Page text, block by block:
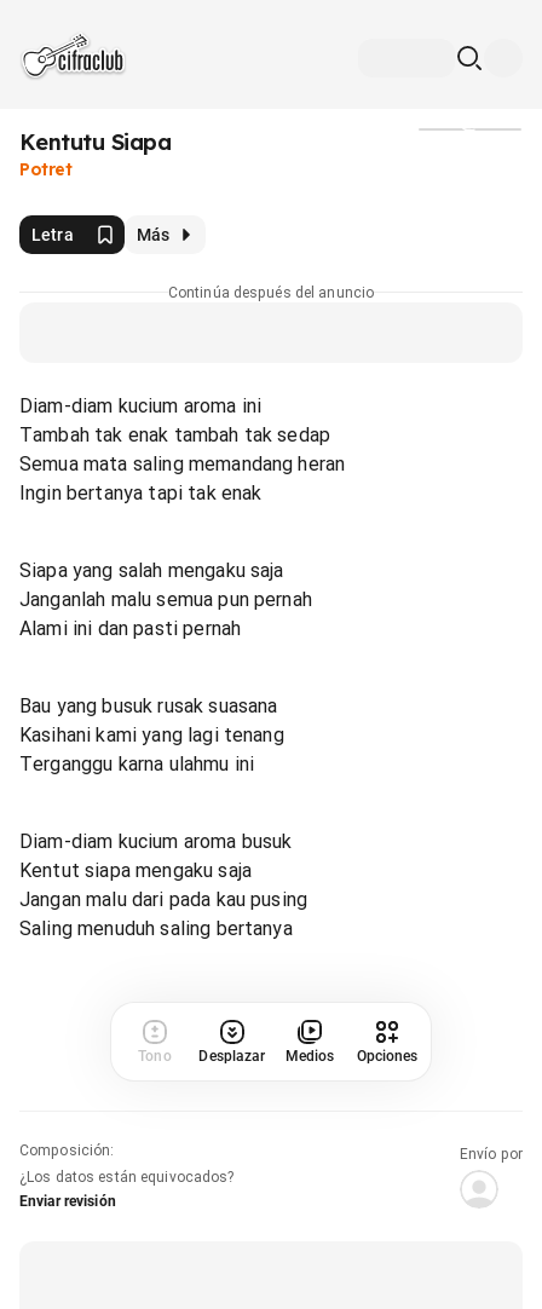
Kentutu Siapa
Potret
Letra Más
Continúa después del anuncio
Diam-diam kucium aroma ini
Tambah tak enak tambah tak sedap
Semua mata saling memandang heran
Ingin bertanya tapi tak enak
Siapa yang salah mengaku saja
Janganlah malu semua pun pernah
Alami ini dan pasti pernah
Bau yang busuk rusak suasana
Kasihani kami yang lagi tenang
Terganggu karna ulahmu ini
Diam-diam kucium aroma busuk
Kentut siapa mengaku saja
Jangan malu dari pada kau pusing
Saling menuduh saling bertanya
Tono Desplazar Medios Opciones
Composición:
¿Los datos están equivocados?
Enviar revisión
Envío por